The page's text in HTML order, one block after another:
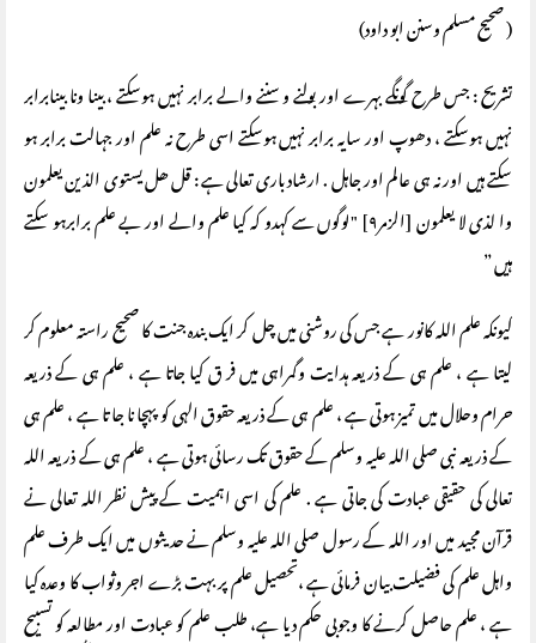
( صحیح مسلم وسنن ابو داود)
تشریح : جس طرح گونگے بہرے اور بولنے و سننے والے برابر نہیں ہوسکتے ، بینا ونا بینابرابر
نہیں ہوسکتے ، دھوپ اور سایہ برابر نہیں ہوسکتے اسی طرح نہ علم اور جہالت برابر ہو
سکتے ہیں اور نہ ہی عالم اور جاہل . ارشاد باری تعالی ہے : قل ھل یستوی الذین یعلمون
وا لذی لا یعلمون [الزمر٩] "لوگوں سے کہدو کہ کیا علم والے اور بے علم برابرہو سکتے
ہیں ”
کیونکہ علم اللہ کانور ہے جس کی روشنی میں چل کر ایک بندہ جنت کا صحیح راستہ معلوم کر
لیتا ہے ، علم ہی کے ذریعہ ہدایت وگمراہی میں فر ق کیا جاتا ہے ، علم ہی کے ذریعہ
حرام وحلال میں تمیز ہوتی ہے ، علم ہی کے ذریعہ حقوق الہی کو پہچا نا جا تا ہے ، علم ہی
کے ذریعہ نبی صلی اللہ علیہ وسلم کے حقوق تک رسائی ہوتی ہے ، علم ہی کے ذریعہ اللہ
تعالی کی حقیقی عبادت کی جاتی ہے . علم کی اسی اہمیت کے پیش نظر اللہ تعالی نے
قرآن مجید میں اور اللہ کے رسول صلی اللہ علیہ وسلم نے حدیثوں میں ایک طرف علم
واہل علم کی فضیلت بیان فرمائی ہے ،تحصیل علم پر بہت بڑے اجر وثواب کا وعدہ کیا
ہے ، علم حاصل کرنے کا وجوبی حکم دیا ہے، طلب علم کو عبادت اور مطالعہ کو تسبیح